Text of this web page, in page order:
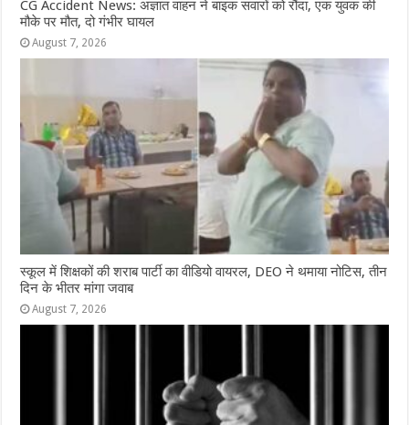
CG Accident News: अज्ञात वाहन ने बाइक सवारों को रौंदा, एक युवक की
मौके पर मौत, दो गंभीर घायल
August 7, 2026
स्कूल में शिक्षकों की शराब पार्टी का वीडियो वायरल, DEO ने थमाया नोटिस, तीन
दिन के भीतर मांगा जवाब
August 7, 2026